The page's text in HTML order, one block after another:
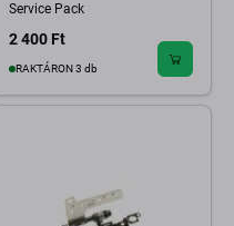
Service Pack
2 400 Ft
RAKTÁRON 3 db